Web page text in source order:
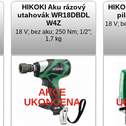
HIKOKI Aku rázový
utahovák WR18DBDL
W4Z
18 V; bez aku; 250 Nm; 1/2";
1,7 kg
AKCE
UKONČENA
18 V;